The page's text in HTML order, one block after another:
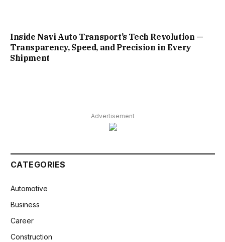
Inside Navi Auto Transport’s Tech Revolution —
Transparency, Speed, and Precision in Every
Shipment
Advertisement
CATEGORIES
Automotive
Business
Career
Construction